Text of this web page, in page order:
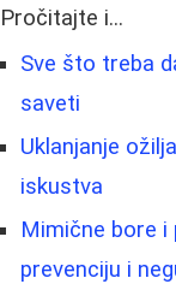
Pročitajte i...
Sve što treba
saveti
Uklanjanje
iskustva
Mimične bore i
prevenciju i